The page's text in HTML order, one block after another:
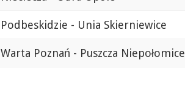
Podbeskidzie - Unia Skierniewice
Warta Poznań - Puszcza Niepołomice